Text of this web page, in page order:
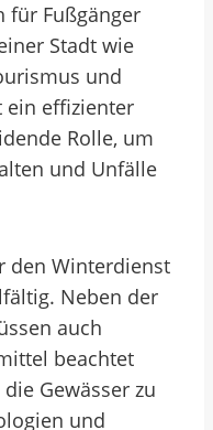
für Fußgänger
Stadt wie
und
ein effizienter
Rolle, um
und Unfälle
den Winterdienst
Neben der
auch
beachtet
Gewässer zu
und